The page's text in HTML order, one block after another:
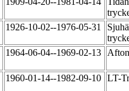
1926-10-02--1976-05-31
1964-06-04--1969-02-13
1960-01-14--1982-09-10 LT-